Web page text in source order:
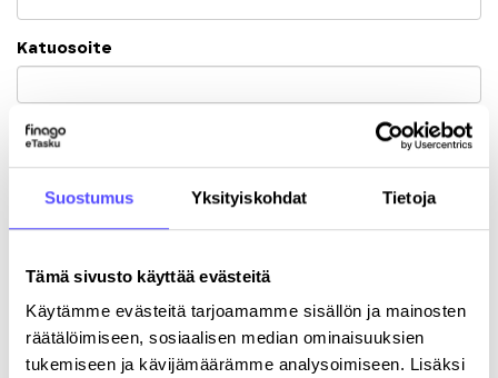
Suostumus Yksityiskohdat Tietoja
Tämä sivusto käyttää evästeitä
Käytämme evästeitä tarjoamamme sisällön ja mainosten
räätälöimiseen, sosiaalisen median ominaisuuksien
tukemiseen ja kävijämäärämme analysoimiseen. Lisäksi
Katuosoite